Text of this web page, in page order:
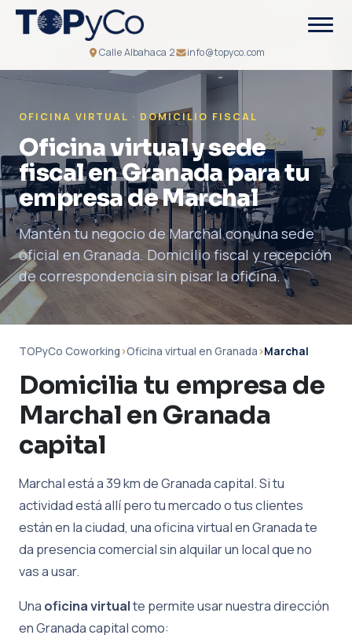
Calle Albahaca 2 info@topyco.com
OFICINA VIRTUAL · DOMICILIO FISCAL
Oficina virtual y sede
fiscal en Granada para tu
empresa de Marchal
Mantén tu negocio de Marchal con una sede
oficial en Granada. Domicilio fiscal y recepción
de correspondencia sin pisar la oficina.
TOPyCo Coworking›Oficina virtual en Granada›Marchal
Domicilia tu empresa de
Marchal en Granada
capital
Marchal está a 39 km de Granada capital. Si tu
actividad está allí pero tu mercado o tus clientes
están en la ciudad, una oficina virtual en Granada te
da presencia comercial sin alquilar un local que no
vas a usar.
Una oficina virtualte permite usar nuestra dirección
en Granada capital como: